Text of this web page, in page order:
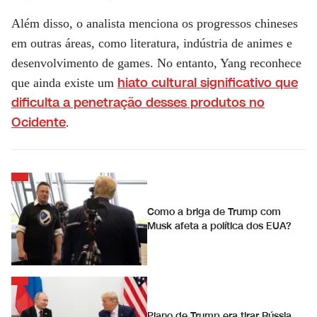
Além disso, o analista menciona os progressos chineses
em outras áreas, como literatura, indústria de animes e
desenvolvimento de games. No entanto, Yang reconhece
que ainda existe um hiato cultural significativo que
dificulta a penetração desses produtos no
Ocidente.
Como a briga de Trump com
Musk afeta a política dos EUA?